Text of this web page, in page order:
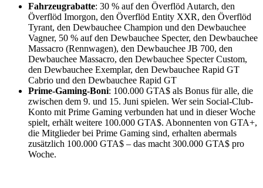
Fahrzeugrabatte: 30 % auf den Överflöd Autarch, den
Överflöd Imorgon, den Överflöd Entity XXR, den Överflöd
Tyrant, den Dewbauchee Champion und den Dewbauchee
Vagner, 50 % auf den Dewbauchee Specter, den Dewbauchee
Massacro (Rennwagen), den Dewbauchee JB 700, den
Dewbauchee Massacro, den Dewbauchee Specter Custom,
den Dewbauchee Exemplar, den Dewbauchee Rapid GT
Cabrio und den Dewbauchee Rapid GT
Prime-Gaming-Boni: 100.000 GTA$ als Bonus für alle, die
zwischen dem 9. und 15. Juni spielen. Wer sein Social-Club-
Konto mit Prime Gaming verbunden hat und in dieser Woche
spielt, erhält weitere 100.000 GTA$. Abonnenten von GTA+,
die Mitglieder bei Prime Gaming sind, erhalten abermals
zusätzlich 100.000 GTA$ – das macht 300.000 GTA$ pro
Woche.